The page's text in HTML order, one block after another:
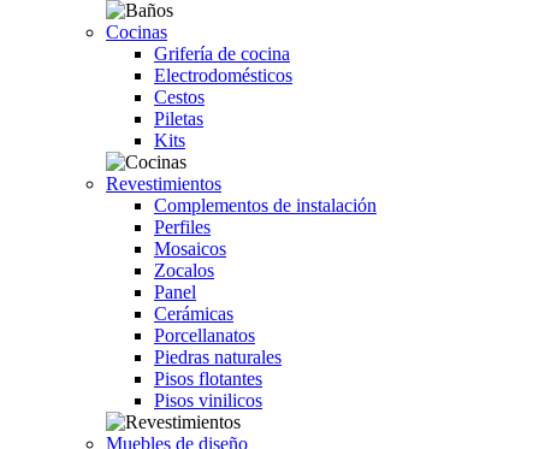
Cocinas
Grifería de cocina
Electrodomésticos
Cestos
Piletas
Kits
Revestimientos
Complementos de instalación
Perfiles
Mosaicos
Zocalos
Panel
Cerámicas
Porcellanatos
Piedras naturales
Pisos flotantes
Pisos vinilicos
Muebles de diseño